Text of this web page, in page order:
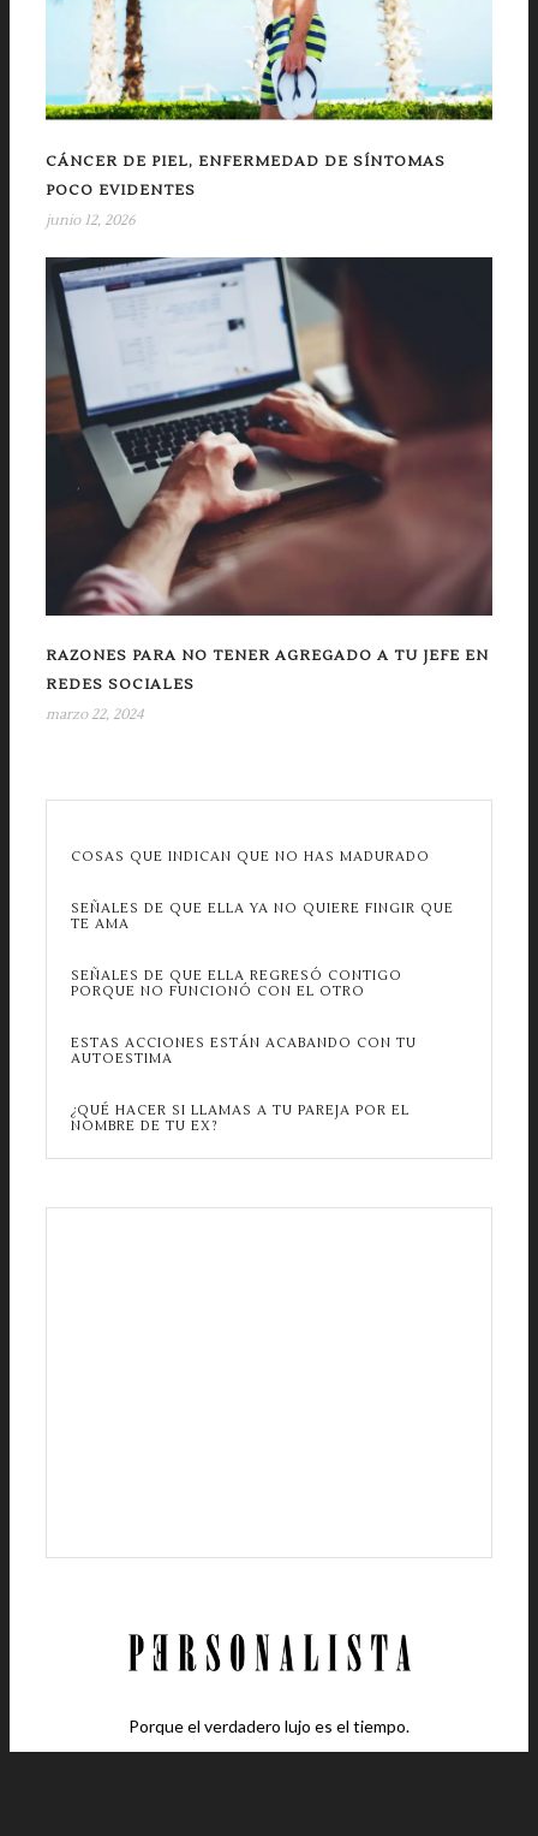
CÁNCER DE PIEL, ENFERMEDAD DE SÍNTOMAS
POCO EVIDENTES
junio 12, 2026
RAZONES PARA NO TENER AGREGADO A TU JEFE EN
REDES SOCIALES
marzo 22, 2024
COSAS QUE INDICAN QUE NO HAS MADURADO
SEÑALES DE QUE ELLA YA NO QUIERE FINGIR QUE
TE AMA
SEÑALES DE QUE ELLA REGRESÓ CONTIGO
PORQUE NO FUNCIONÓ CON EL OTRO
ESTAS ACCIONES ESTÁN ACABANDO CON TU
AUTOESTIMA
¿QUÉ HACER SI LLAMAS A TU PAREJA POR EL
NOMBRE DE TU EX?
Porque el verdadero lujo es el tiempo.